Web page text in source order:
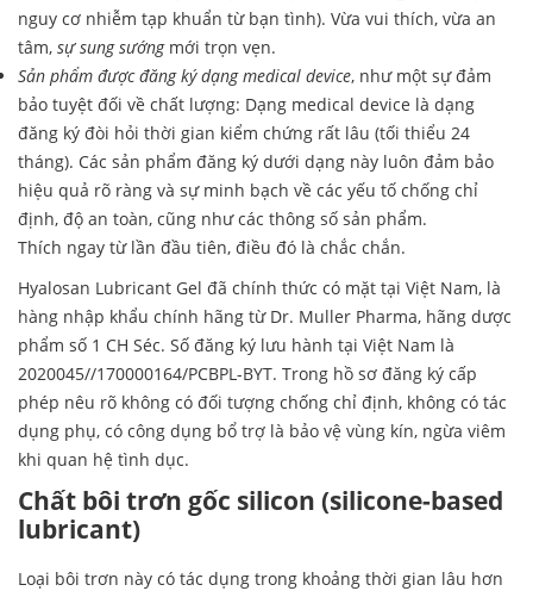
nguy cơ nhiễm tạp khuẩn từ bạn tình). Vừa vui thích, vừa an
tâm, sự sung sướngmới trọn vẹn.
Sản phẩm được đăng ký dạng medical device, như một sự đảm
bảo tuyệt đối về chất lượng: Dạng medical device là dạng
đăng ký đòi hỏi thời gian kiểm chứng rất lâu (tối thiểu 24
tháng). Các sản phẩm đăng ký dưới dạng này luôn đảm bảo
hiệu quả rõ ràng và sự minh bạch về các yếu tố chống chỉ
định, độ an toàn, cũng như các thông số sản phẩm.
Thích ngay từ lần đầu tiên, điều đó là chắc chắn.
Hyalosan Lubricant Gel đã chính thức có mặt tại Việt Nam, là
hàng nhập khẩu chính hãng từ Dr. Muller Pharma, hãng dược
phẩm số 1 CH Séc. Số đăng ký lưu hành tại Việt Nam là
2020045//170000164/PCBPL-BYT. Trong hồ sơ đăng ký cấp
phép nêu rõ không có đối tượng chống chỉ định, không có tác
dụng phụ, có công dụng bổ trợ là bảo vệ vùng kín, ngừa viêm
khi quan hệ tình dục.
Chất bôi trơn gốc silicon (silicone-based
lubricant)
Loại bôi trơn này có tác dụng trong khoảng thời gian lâu hơn